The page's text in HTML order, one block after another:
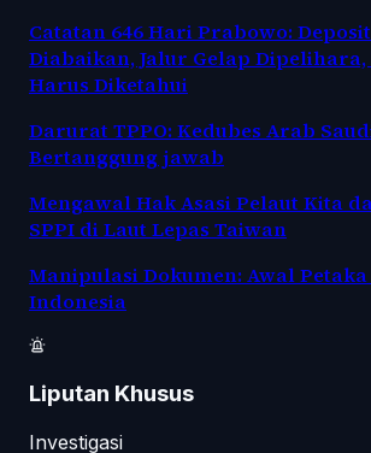
Catatan 646 Hari Prabowo:
Diabaikan, Jalur Gelap
Harus Diketahui
Darurat TPPO: Kedubes Arab
Bertanggung jawab
Mengawal Hak Asasi Pelaut Kita
SPPI di Laut Lepas Taiwan
Manipulasi Dokumen: Awal
Indonesia
Liputan Khusus
Investigasi